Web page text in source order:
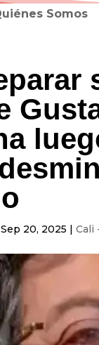
Somos
Sep 20, 2025 |Cali